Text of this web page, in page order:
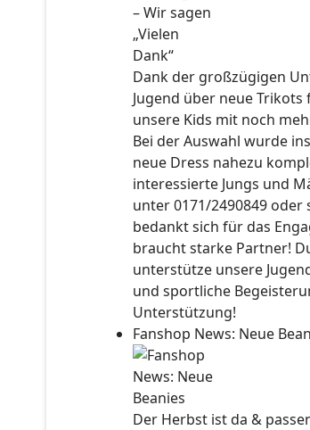
Dank der großzügigen
Jugend über neue
unsere Kids mit noch
Bei der Auswahl wurde
neue Dress nahezu
interessierte Jungs und
unter 0171/2490849
bedankt sich für das
braucht starke Partner!
unterstütze unsere
und sportliche
Unterstützung!
Fanshop News: Neue
Der Herbst ist da &